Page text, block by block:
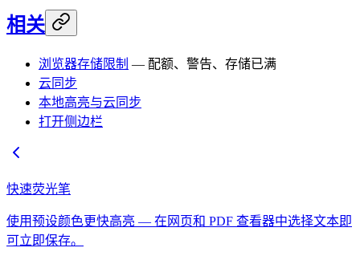
相关
浏览器存储限制 — 配额、警告、存储已满
云同步
本地高亮与云同步
打开侧边栏
快速荧光笔
使用预设颜色更快高亮 — 在网页和 PDF 查看器中选择文本即
可立即保存。